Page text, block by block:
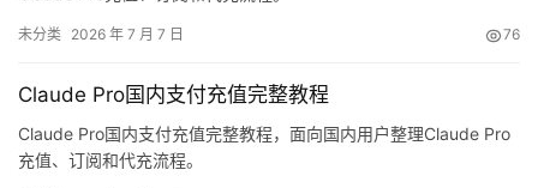
未分类 2026 年 7 月 7 日 76
Claude Pro国内支付充值完整教程
Claude Pro国内支付充值完整教程，面向国内用户整理Claude Pro
充值、订阅和代充流程。